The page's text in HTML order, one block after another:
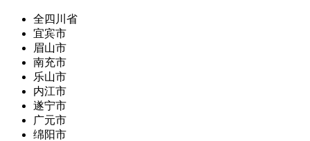
全四川省
宜宾市
眉山市
南充市
乐山市
内江市
遂宁市
广元市
绵阳市